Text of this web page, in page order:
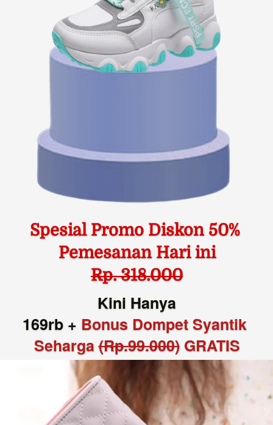
Spesial Promo Diskon 50%
Pemesanan Hari ini
Rp. 318.000
Kini Hanya
169rb + Bonus Dompet Syantik
Seharga (Rp.99.000) GRATIS